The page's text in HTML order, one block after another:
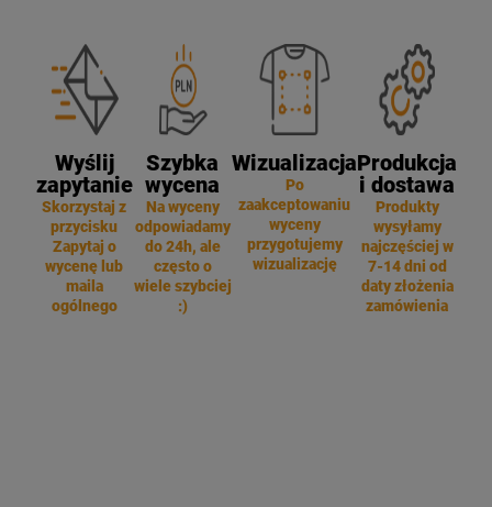
Wyślij
zapytanie
Skorzystaj z
przycisku
Zapytaj o
wycenę lub
maila
ogólnego
Szybka
wycena
Na wyceny
odpowiadamy
do 24h, ale
często o
wiele szybciej
:)
Wizualizacja
Po
zaakceptowaniu
wyceny
przygotujemy
wizualizację
Produkcja
i dostawa
Produkty
wysyłamy
najczęściej w
7-14 dni od
daty złożenia
zamówienia